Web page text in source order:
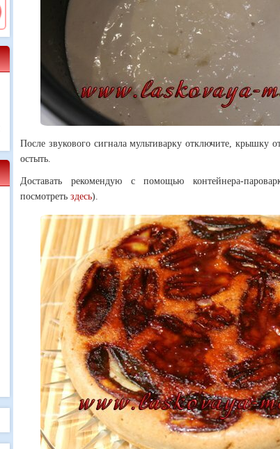
После звукового сигнала мультиварку отключите, крышку
остыть.
Доставать рекомендую с помощью контейнера-
посмотреть здесь).